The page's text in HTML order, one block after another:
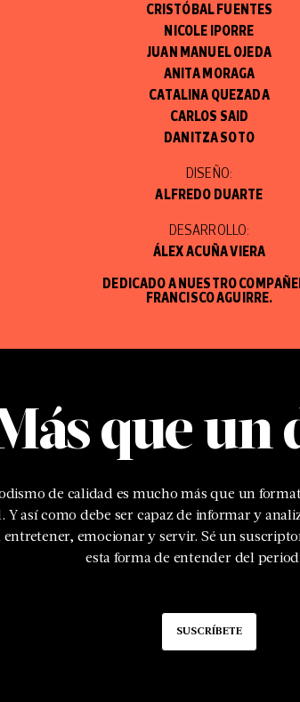
CRISTÓBAL FUENTES
NICOLE IPORRE
JUAN MANUEL OJEDA
ANITA MORAGA
CATALINA QUEZADA
CARLOS SAID
DANITZA SOTO
DISEÑO:
ALFREDO DUARTE
DESARROLLO:
ÁLEX ACUÑA VIERA
DEDICADO A NUESTRO
FRANCISCO AGUIRRE.
que un
de calidad es mucho más que un
Y así como debe ser capaz de informar y
entretener, emocionar y servir. Sé un
esta forma de entender del
SUSCRÍBETE